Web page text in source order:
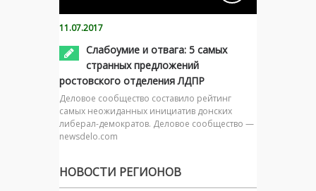
11.07.2017
Слабоумие и отвага: 5 самых
странных предложений
ростовского отделения ЛДПР
Деловое сообщество составило рейтинг
самых неожиданных инициатив донских
либерал-демократов. Деловое сообщество —
newsdelo.com
НОВОСТИ РЕГИОНОВ